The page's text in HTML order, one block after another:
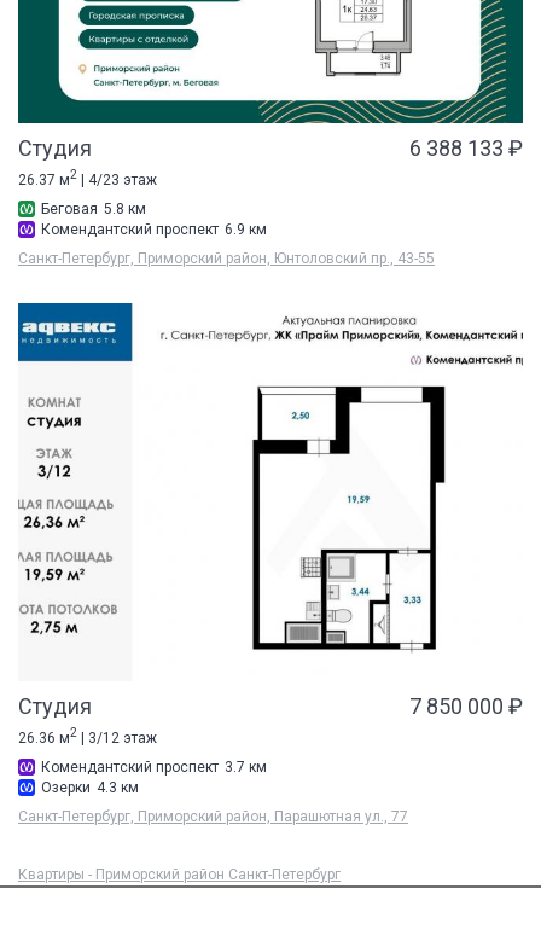
Студия 6 388 133 ₽
26.37 м2 | 4/23 этаж
Беговая 5.8 км
Комендантский проспект 6.9 км
Санкт-Петербург, Приморский район, Юнтоловский пр., 43-55
Студия 7 850 000 ₽
26.36 м2
| 3/12 этаж
Комендантский проспект 3.7 км
Озерки 4.3 км
Санкт-Петербург, Приморский район, Парашютная ул., 77
Квартиры - Приморский район Санкт-Петербург